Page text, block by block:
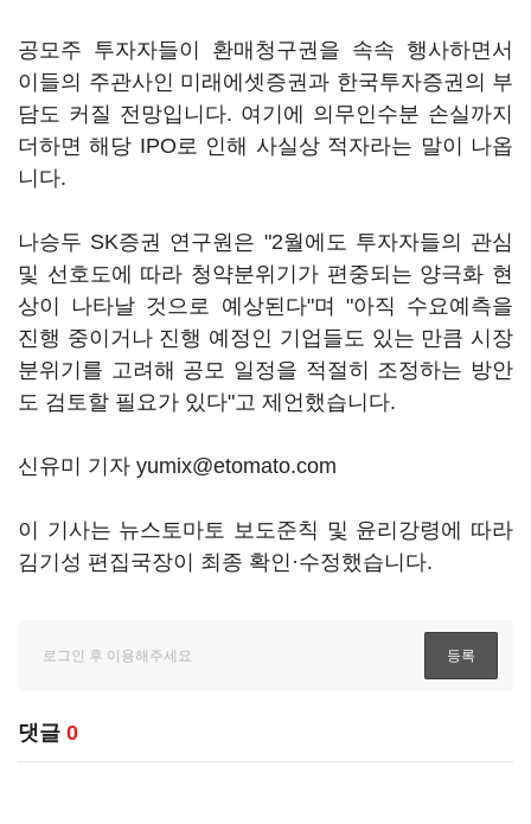
공모주 투자자들이 환매청구권을 속속 행사하면서
이들의 주관사인 미래에셋증권과 한국투자증권의 부
담도 커질 전망입니다. 여기에 의무인수분 손실까지
더하면 해당 IPO로 인해 사실상 적자라는 말이 나옵
니다.
나승두 SK증권 연구원은 "2월에도 투자자들의 관심
및 선호도에 따라 청약분위기가 편중되는 양극화 현
상이 나타날 것으로 예상된다"며 "아직 수요예측을
진행 중이거나 진행 예정인 기업들도 있는 만큼 시장
분위기를 고려해 공모 일정을 적절히 조정하는 방안
도 검토할 필요가 있다"고 제언했습니다.
신유미 기자 yumix@etomato.com
이 기사는 뉴스토마토 보도준칙 및 윤리강령에 따라
김기성 편집국장이 최종 확인·수정했습니다.
댓글 0